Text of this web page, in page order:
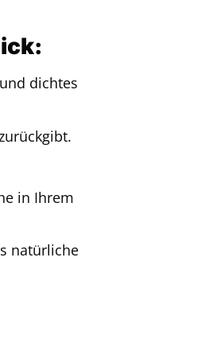
dichtes
in Ihrem
natürliche